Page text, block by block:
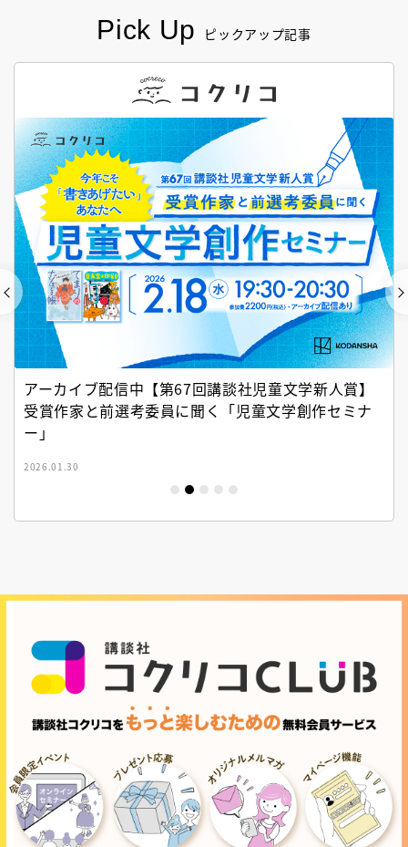
Pick Up ピックアップ記事
アーカイブ配信中【第67回講談社児童文学新人賞】
受賞作家と前選考委員に聞く「児童文学創作セミナ
ー」
2026.01.30